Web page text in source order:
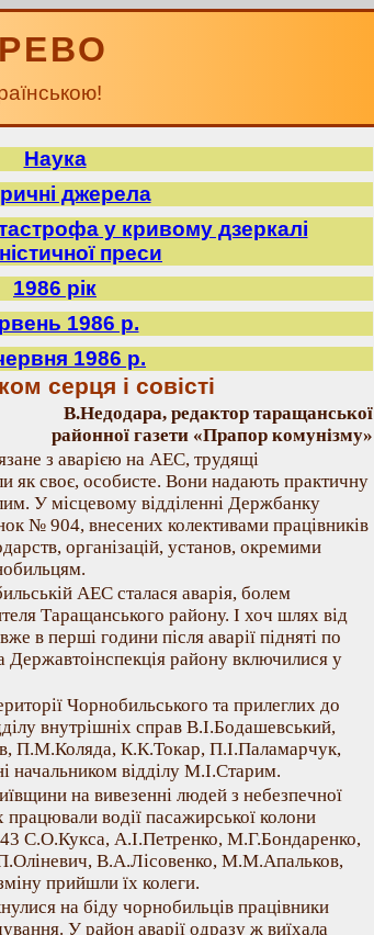
Наука
джерела
у кривому дзеркалі
преси
1986 рік
1986 р.
1986 р.
серця і совісті
В.Недодара, редактор таращанської
районної газети «Прапор комунізму»
з аварією на АЕС, трудящі
як своє, особисте. Вони надають практичну
У місцевому відділенні Держбанку
№ 904, внесених колективами працівників
організацій, установ, окремими
АЕС сталася аварія, болем
Таращанського району. І хоч шлях від
в перші години після аварії підняті по
району включилися у
Чорнобильського та прилеглих до
внутрішніх справ В.І.Бодашевський,
П.М.Коляда, К.К.Токар, П.І.Паламарчук,
відділу М.І.Старим.
на вивезенні людей з небезпечної
водії пасажирської колони
С.О.Кукса, А.І.Петренко, М.Г.Бондаренко,
В.А.Лісовенко, М.М.Апальков,
прийшли їх колеги.
на біду чорнобильців працівники
У район аварії одразу ж виїхала